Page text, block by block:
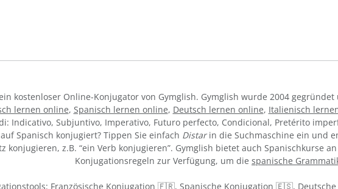
kostenloser Online-Konjugator von Gymglish. Gymglish wurde 2004
lernen online, Spanisch lernen online, Deutsch lernen online, Italienisch
Indicativo, Subjuntivo, Imperativo, Futuro perfecto, Condicional, Pretérito
Spanisch konjugiert? Tippen Sie einfach Distarin die Suchmaschine ein und
konjugieren, z.B. “ein Verb konjugieren”. Gymglish bietet auch Spanischkurse
Konjugationsregeln zur Verfügung, um die spanische
Französische Konjugation 🇫🇷, Spanische Konjugation 🇪🇸,